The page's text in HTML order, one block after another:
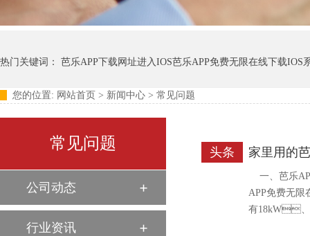
热门关键词： 芭乐APP下载网址进入IOS芭乐APP免费无限在线下载IOS
扬热垃圾芭乐APP视频下载IOS大全系列
您的位置: 网站首页 > 新闻中心 > 常见问题
常见问题
公司动态
行业资讯
家里用的
头条
一、芭
APP免费无限
有18kW、